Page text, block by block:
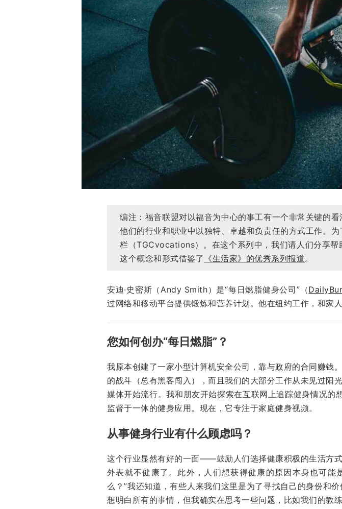
编注：福音联盟对以福音为中心的事工有一个非常关键的
他们的行业和职业中以独特、卓越和负责任的方式工作。
栏（TGCvocations）。在这个系列中，我们请人们分享帮
这个概念和形式借鉴了 《生活家》的优秀系列报道。
安迪·史密斯（Andy Smith）是“每日燃脂健身公司”（
过网络和移动平台提供锻炼和营养计划。他在纽约工作，和家人
您如何创办“每日燃脂”？
我原本创建了一家小型计算机安全公司，靠与政府的合同赚钱
的战斗（总有黑客闯入），而且我们的大部分工作从未见过阳
媒体开始流行。我和朋友开始探索在互联网上追踪健身情况
监督于一体的健身应用。现在，它专注于家庭健身视频。
从事健身行业有什么顾虑吗？
这个行业显然有好的一面——鼓励人们选择健康积极的生活方
外表就不健康了。此外，人们想获得健康的原因本身也可
么？”我还知道，有些人来我们这里是为了寻找自己的身份和
想明白所有的事情，但我确实在思考一些问题，比如我们的教